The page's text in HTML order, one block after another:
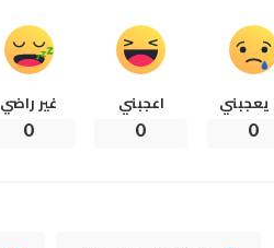
يعجبني
0
اعجبني
0
غير راضي
0